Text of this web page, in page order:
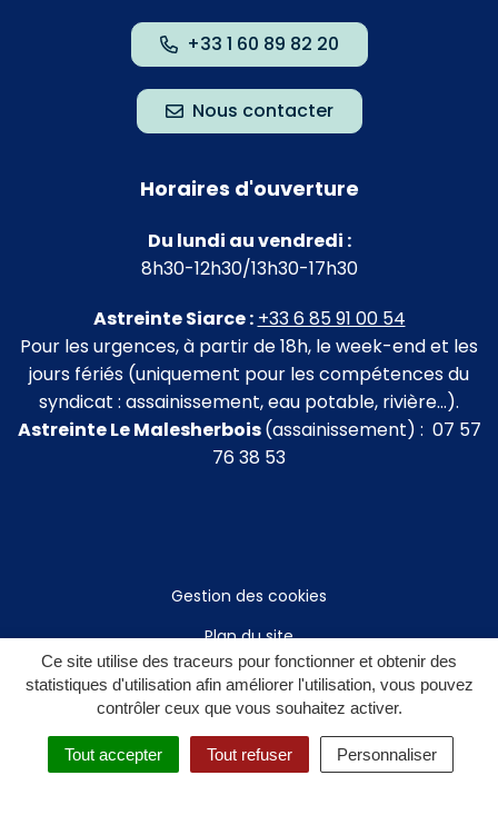
Ce site utilise des traceurs pour fonctionner et obtenir des
statistiques d'utilisation afin améliorer l'utilisation, vous pouvez
contrôler ceux que vous souhaitez activer.
Tout accepter Tout refuser Personnaliser
+33 1 60 89 82 20
Nous contacter
Horaires d'ouverture
Du lundi au vendredi :
8h30-12h30/13h30-17h30
Astreinte Siarce : +33 6 85 91 00 54
Pour les urgences, à partir de 18h, le week-end et les
jours fériés (uniquement pour les compétences du
syndicat : assainissement, eau potable, rivière…).
Astreinte Le Malesherbois(assainissement) : 07 57
76 38 53
Gestion des cookies
Plan du site
Mentions légales
Politique de confidentialité
Accessibilité : non conforme